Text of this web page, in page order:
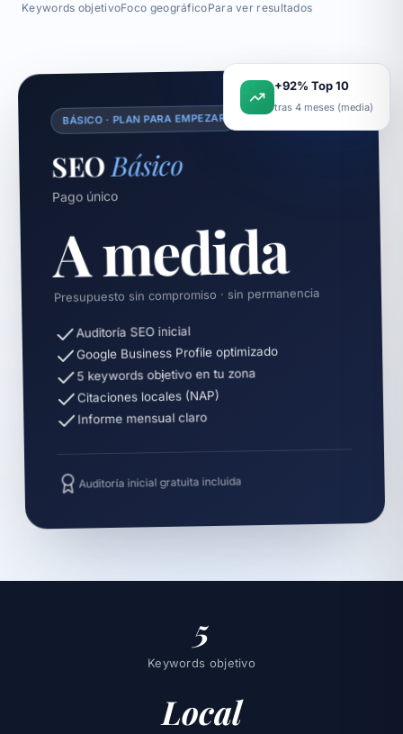
Keywords objetivoFoco geográficoPara ver resultados
BÁSICO · PLAN PARA EMPEZAR
SEOBásico
Pago único
A medida
Presupuesto sin compromiso · sin permanencia
Auditoría SEO inicial
Google Business Profile optimizado
5 keywords objetivo en tu zona
Citaciones locales (NAP)
Informe mensual claro
Auditoría inicial gratuita incluida
+92% Top 10
tras 4 meses (media)
5
Keywords objetivo
Local